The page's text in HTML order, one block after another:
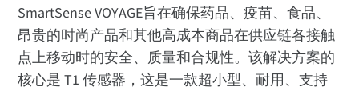
SmartSense VOYAGE旨在确保药品、疫苗、食品、
昂贵的时尚产品和其他高成本商品在供应链各接触
点上移动时的安全、质量和合规性。该解决方案的
核心是 T1 传感器，这是一款超小型、耐用、支持